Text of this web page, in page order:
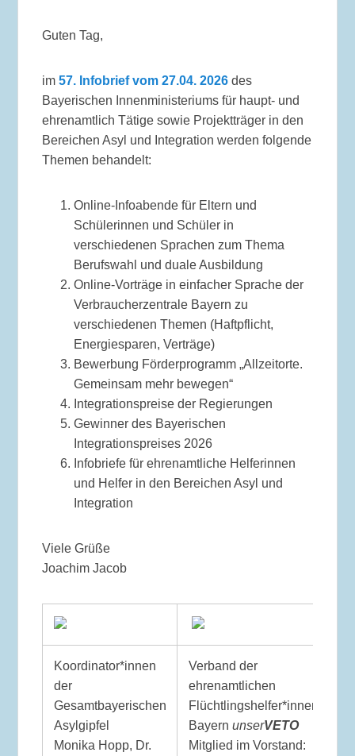
Guten Tag,
im57. Infobrief vom 27.04. 2026 des
Bayerischen Innenministeriums für haupt- und
ehrenamtlich Tätige sowie Projektträger in den
Bereichen Asyl und Integration werden folgende
Themen behandelt:
Online-Infoabende für Eltern und
Schülerinnen und Schüler in
verschiedenen Sprachen zum Thema
Berufswahl und duale Ausbildung
Online-Vorträge in einfacher Sprache der
Verbraucherzentrale Bayern zu
verschiedenen Themen (Haftpflicht,
Energiesparen, Verträge)
Bewerbung Förderprogramm „Allzeitorte.
Gemeinsam mehr bewegen“
Integrationspreise der Regierungen
Gewinner des Bayerischen
Integrationspreises 2026
Infobriefe für ehrenamtliche Helferinnen
und Helfer in den Bereichen Asyl und
Integration
Viele Grüße
Joachim Jacob
Koordinator*innen
der
Gesamtbayerischen
Asylgipfel
Monika Hopp, Dr.
Verband der
ehrenamtlichen
Flüchtlingshelfer*innen
Bayern unserVETO
Mitglied im Vorstand: